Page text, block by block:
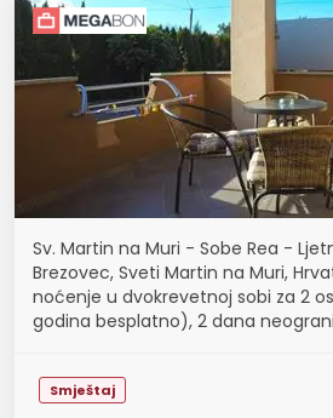
Sv. Martin na Muri - Sobe Rea -
Brezovec, Sveti Martin na Muri,
noćenje u dvokrevetnoj sobi za 2
godina besplatno), 2 dana
Smještaj